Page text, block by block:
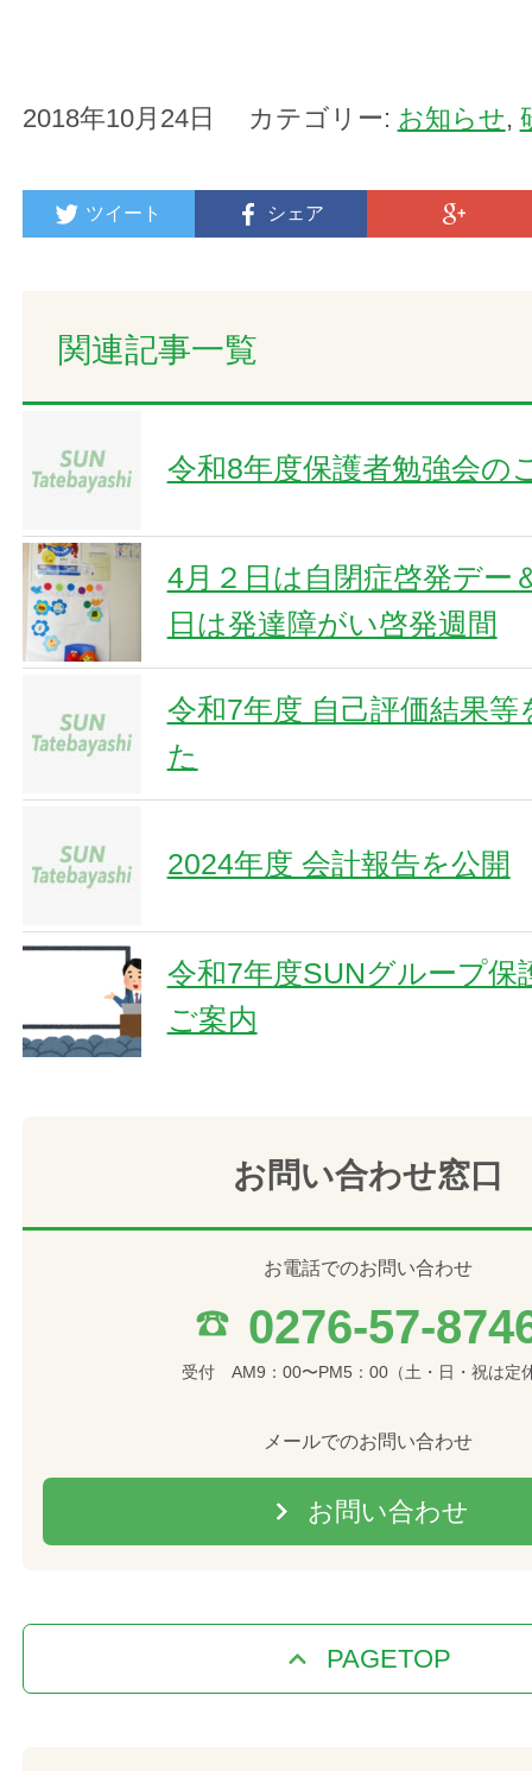
2018年10月24日 カテゴリー: お知らせ,
ツイート シェア
関連記事一覧
令和8年度保護者勉強会の
4月２日は自閉症啓発デー
日は発達障がい啓発週間
令和7年度 自己評価結果等
た
2024年度 会計報告を公開
令和7年度SUNグループ保
ご案内
お問い合わせ窓口
お電話でのお問い合わせ
0276-57-
受付 AM9：00〜PM5：00（土・日・祝は定
メールでのお問い合わせ
お問い合わせ
PAGETOP